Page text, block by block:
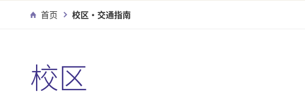
首页 校区・交通指南
校区